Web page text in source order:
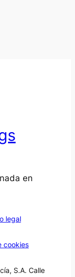
en
legal
cookies
S.A. Calle